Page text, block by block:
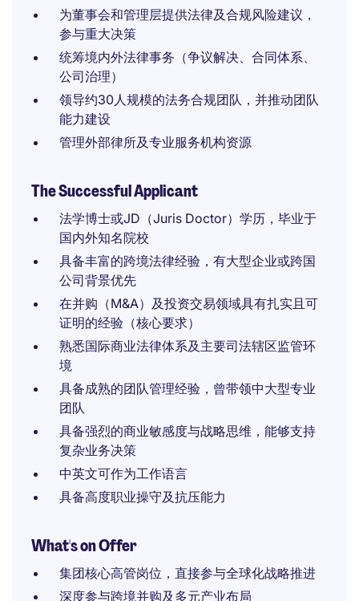
为董事会和管理层提供法律及合规风险建议，
参与重大决策
统筹境内外法律事务（争议解决、合同体系、
公司治理）
领导约30人规模的法务合规团队，并推动团队
能力建设
管理外部律所及专业服务机构资源
The Successful Applicant
法学博士或JD（Juris Doctor）学历，毕业于
国内外知名院校
具备丰富的跨境法律经验，有大型企业或跨国
公司背景优先
在并购（M&A）及投资交易领域具有扎实且可
证明的经验（核心要求）
熟悉国际商业法律体系及主要司法辖区监管环
境
具备成熟的团队管理经验，曾带领中大型专业
团队
具备强烈的商业敏感度与战略思维，能够支持
复杂业务决策
中英文可作为工作语言
具备高度职业操守及抗压能力
What's on Offer
集团核心高管岗位，直接参与全球化战略推进
深度参与跨境并购及多元产业布局